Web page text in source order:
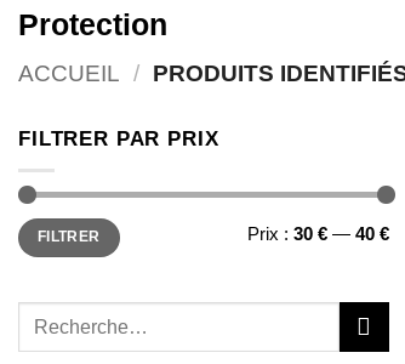
Protection
ACCUEIL / PRODUITS
FILTRER PAR PRIX
Prix
min
Prix
maxFILTRER Prix : 30 € — 40 €
Recherche